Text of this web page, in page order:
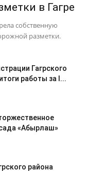
в Гагре
собственную
разметки.
Гагрского
работы за I...
«Абырлаш»
района